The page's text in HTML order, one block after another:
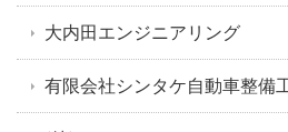
大内田エンジニアリング
有限会社シンタケ自動車整備